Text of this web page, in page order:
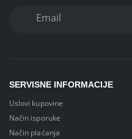
SERVISNE INFORMACIJE
Uslovi kupovine
Način isporuke
Način plaćanja